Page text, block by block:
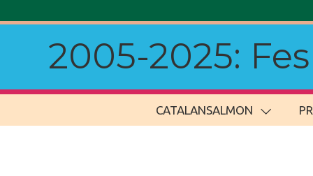
2005-2025:
CATALANSALMON